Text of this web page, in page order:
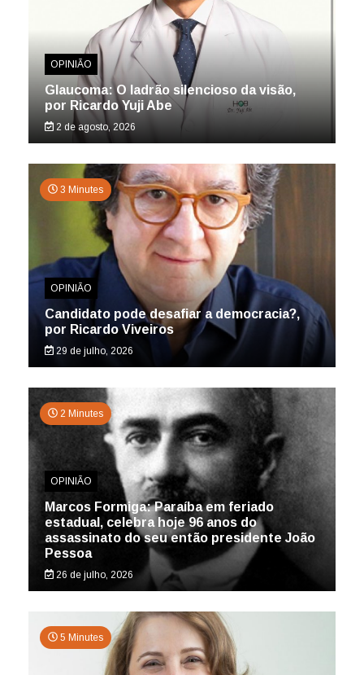
OPINIÃO
Glaucoma: O ladrão silencioso da visão,
por Ricardo Yuji Abe
2 de agosto, 2026
3 Minutes
OPINIÃO
Candidato pode desafiar a democracia?,
por Ricardo Viveiros
29 de julho, 2026
2 Minutes
OPINIÃO
Marcos Formiga: Paraíba em feriado
estadual, celebra hoje 96 anos do
assassinato do seu então presidente João
Pessoa
26 de julho, 2026
5 Minutes